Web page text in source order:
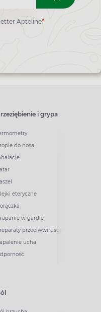
Apteline*
i grypa
do nosa
eteryczne
w gardle
przeciwwirusowe
ucha